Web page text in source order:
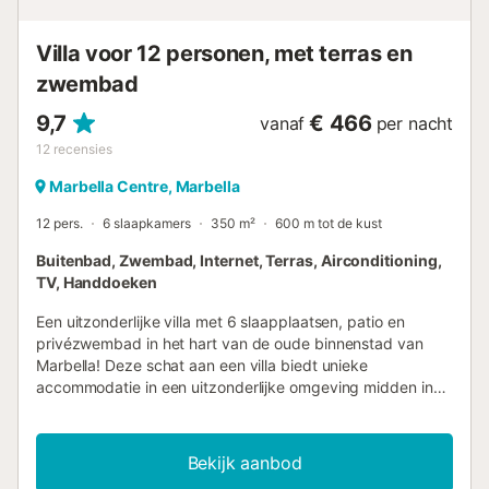
Villa voor 12 personen, met terras en
zwembad
9,7
12 recensies
vanaf € 466 per nacht
Marbella Centre, Marbella
12 pers. 6 slaapkamers 350 m² 600 m tot de kust
Buitenbad, Zwembad, Internet, Terras, Airconditioning,
TV, Handdoeken
Een uitzonderlijke villa met 6 slaapplaatsen, patio en
privézwembad in het hart van de oude binnenstad van
Marbella! Deze schat aan een villa biedt unieke
accommodatie in een uitzonderlijke omgeving midden in
omgebouwde pension beschikt over 6 slaapkamers met
eigen badkamer, een prachtig dakterras en een
privézwembad op de centrale patio. Een slimme
Bekijk aanbod